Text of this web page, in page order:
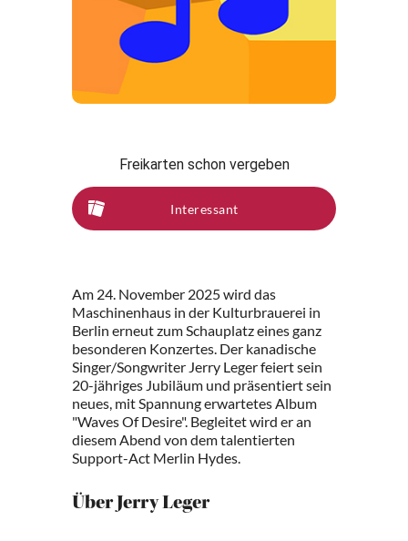
Freikarten schon vergeben
Interessant
Am 24. November 2025 wird das
Maschinenhaus in der Kulturbrauerei in
Berlin erneut zum Schauplatz eines ganz
besonderen Konzertes. Der kanadische
Singer/Songwriter Jerry Leger feiert sein
20-jähriges Jubiläum und präsentiert sein
neues, mit Spannung erwartetes Album
"Waves Of Desire". Begleitet wird er an
diesem Abend von dem talentierten
Support-Act Merlin Hydes.
Über Jerry Leger